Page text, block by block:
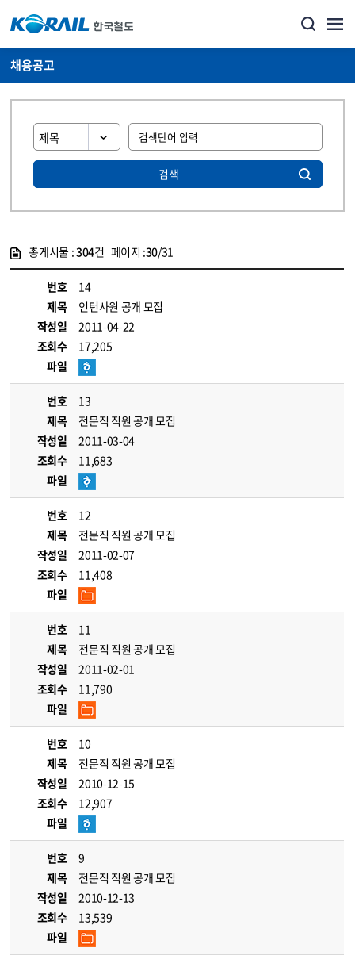
채용공고
검색
총게시물 :304건 페이지 :30/31
번호
14
제목
인턴사원 공개 모집
작성일
2011-04-22
조회수
17,205
파일
번호
13
제목
전문직 직원 공개 모집
작성일
2011-03-04
조회수
11,683
파일
번호
12
제목
전문직 직원 공개 모집
작성일
2011-02-07
조회수
11,408
파일
번호
11
제목
전문직 직원 공개 모집
작성일
2011-02-01
조회수
11,790
파일
번호
10
제목
전문직 직원 공개 모집
작성일
2010-12-15
조회수
12,907
파일
번호
9
제목
전문직 직원 공개 모집
작성일
2010-12-13
조회수
13,539
파일